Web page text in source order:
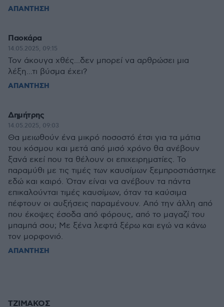
ΑΠΑΝΤΗΣΗ
Παοκάρα
14.05.2025, 09:15
Τον άκουγα χθές...δεν μπορεί να αρθρώσει μια
λέξη...τι βύσμα έχει?
ΑΠΑΝΤΗΣΗ
Δημήτρης
14.05.2025, 09:03
Θα μειωθούν ένα μικρό ποσοστό έτσι για τα μάτια
του κόσμου και μετά από μισό χρόνο θα ανέβουν
ξανά εκεί που τα θέλουν οι επιχειρηματίες. Το
παραμύθι με τις τιμές των καυσίμων ξεμπροστιάστηκε
εδώ και καιρό. Όταν είναι να ανέβουν τα πάντα
επικαλούνται τιμές καυσίμων, όταν τα καύσιμα
πέφτουν οι αυξήσεις παραμένουν. Από την άλλη από
που έκοψες έσοδα από φόρους, από το μαγαζί του
μπαμπά σου; Με ξένα λεφτά ξέρω και εγώ να κάνω
τον μορφονιό.
ΑΠΑΝΤΗΣΗ
ΤΖΙΜΑΚΟΣ